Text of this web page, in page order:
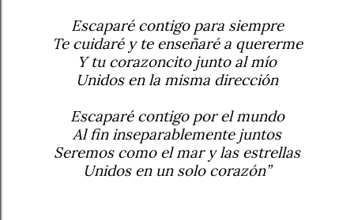
Escaparé contigo para siempre
Te cuidaré y te enseñaré a quererme
Y tu corazoncito junto al mío
Unidos en la misma dirección
Escaparé contigo por el mundo
Al fin inseparablemente juntos
Seremos como el mar y las estrellas
Unidos en un solo corazón”